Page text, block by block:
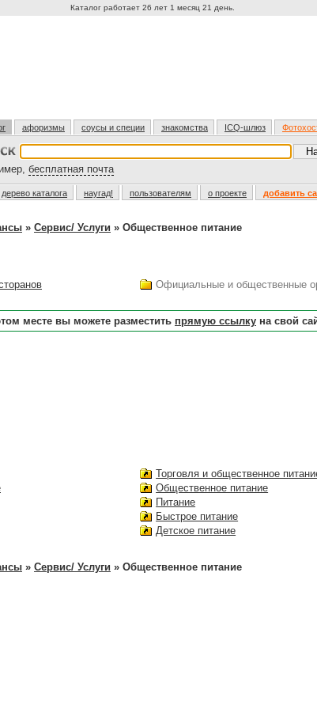
Каталог работает 26 лет 1 месяц 21 день.
афоризмы соусы и специи знакомства ICQ-шлюз
бесплатная почта
дерево каталога наугад! пользователям о проекте добавить
» Сервис/ Услуги » Общественное питание
Официальные и общественные
месте вы можете разместить прямую ссылку на свой
Торговля и общественное
Общественное питание
Питание
Быстрое питание
Детское питание
» Сервис/ Услуги » Общественное питание